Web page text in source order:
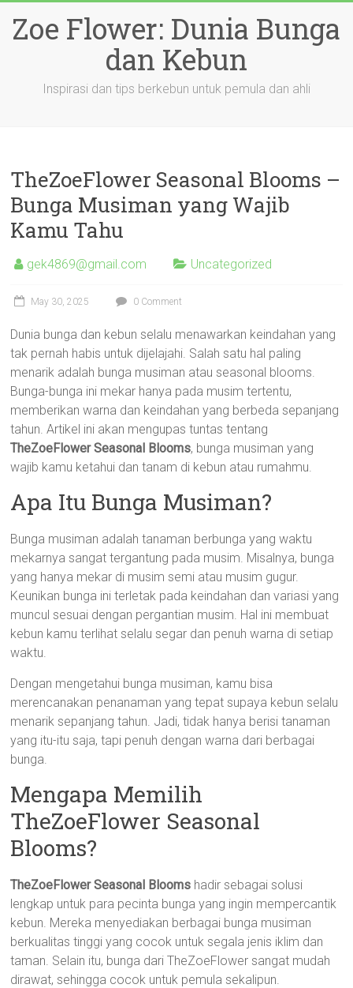
content
Zoe Flower: Dunia Bunga
dan Kebun
Inspirasi dan tips berkebun untuk pemula dan ahli
TheZoeFlower Seasonal Blooms –
Bunga Musiman yang Wajib
Kamu Tahu
gek4869@gmail.com Uncategorized
May 30, 2025 0 Comment
Dunia bunga dan kebun selalu menawarkan keindahan yang
tak pernah habis untuk dijelajahi. Salah satu hal paling
menarik adalah bunga musiman atau seasonal blooms.
Bunga-bunga ini mekar hanya pada musim tertentu,
memberikan warna dan keindahan yang berbeda sepanjang
tahun. Artikel ini akan mengupas tuntas tentang
TheZoeFlower Seasonal Blooms, bunga musiman yang
wajib kamu ketahui dan tanam di kebun atau rumahmu.
Apa Itu Bunga Musiman?
Bunga musiman adalah tanaman berbunga yang waktu
mekarnya sangat tergantung pada musim. Misalnya, bunga
yang hanya mekar di musim semi atau musim gugur.
Keunikan bunga ini terletak pada keindahan dan variasi yang
muncul sesuai dengan pergantian musim. Hal ini membuat
kebun kamu terlihat selalu segar dan penuh warna di setiap
waktu.
Dengan mengetahui bunga musiman, kamu bisa
merencanakan penanaman yang tepat supaya kebun selalu
menarik sepanjang tahun. Jadi, tidak hanya berisi tanaman
yang itu-itu saja, tapi penuh dengan warna dari berbagai
bunga.
Mengapa Memilih
TheZoeFlower Seasonal
Blooms?
TheZoeFlower Seasonal Blooms hadir sebagai solusi
lengkap untuk para pecinta bunga yang ingin mempercantik
kebun. Mereka menyediakan berbagai bunga musiman
berkualitas tinggi yang cocok untuk segala jenis iklim dan
taman. Selain itu, bunga dari TheZoeFlower sangat mudah
dirawat, sehingga cocok untuk pemula sekalipun.